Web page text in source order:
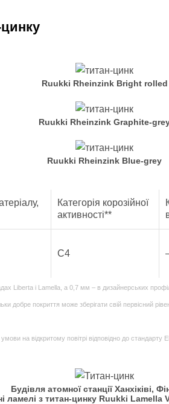
Ruukki Rheinzink Bright rolled
Ruukki Rheinzink Graphite-
Ruukki Rheinzink Blue-grey
Категорія корозійної
активності**
C4
Liberta і Lamella, а 0,7 мм – в дизайнерських
добре покриття може зберігати свій первісний
умови на відкритому повітрі відповідно до
Будівля атомної станції Ханхіківі,
ламелі з титан-цинку Ruukki Lamella